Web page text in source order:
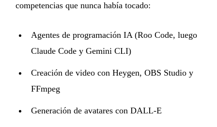
competencias que nunca había tocado:
Agentes de programación IA (Roo Code, luego
Claude Code y Gemini CLI)
Creación de video con Heygen, OBS Studio y
FFmpeg
Generación de avatares con DALL-E